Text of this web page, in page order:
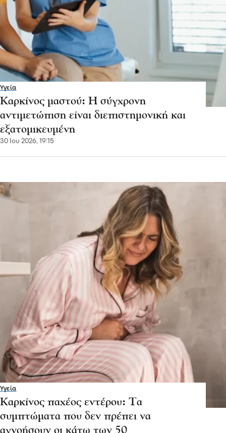
Υγεία
Καρκίνος μαστού: Η σύγχρονη
αντιμετώπιση είναι διεπιστημονική και
εξατομικευμένη
30 Ιου 2026, 19:15
Υγεία
Καρκίνος παχέος εντέρου: Τα
συμπτώματα που δεν πρέπει να
αγνοήσουν οι κάτω των 50